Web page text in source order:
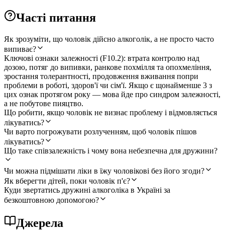
Часті питання
Як зрозуміти, що чоловік дійсно алкоголік, а не просто часто
випиває?
Ключові ознаки залежності (F10.2): втрата контролю над
дозою, потяг до випивки, ранкове похмілля та опохмеління,
зростання толерантності, продовження вживання попри
проблеми в роботі, здоров'ї чи сім'ї. Якщо є щонайменше 3 з
цих ознак протягом року — мова йде про синдром залежності,
а не побутове пияцтво.
Що робити, якщо чоловік не визнає проблему і відмовляється
лікуватись?
Чи варто погрожувати розлученням, щоб чоловік пішов
лікуватись?
Що таке співзалежність і чому вона небезпечна для дружини?
Чи можна підмішати ліки в їжу чоловікові без його згоди?
Як вберегти дітей, поки чоловік п'є?
Куди звертатись дружині алкоголіка в Україні за
безкоштовною допомогою?
Джерела